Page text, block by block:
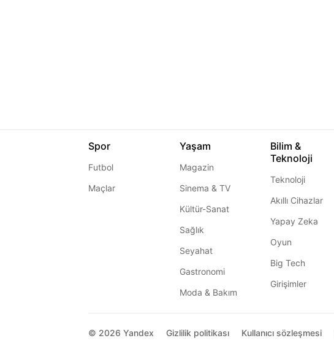
Spor
Futbol
Maçlar
Yaşam
Magazin
Sinema & TV
Kültür-Sanat
Sağlık
Seyahat
Gastronomi
Moda & Bakım
Bilim &
Teknoloji
Teknoloji
Akıllı Cihazlar
Yapay Zeka
Oyun
Big Tech
Girişimler
© 2026 Yandex Gizlilik politikası Kullanıcı sözleşmesi